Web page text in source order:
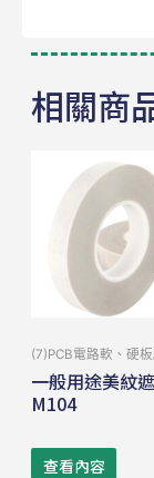
相關商
(7)PCB電路軟、硬
一般用途美紋
M104
查看內容